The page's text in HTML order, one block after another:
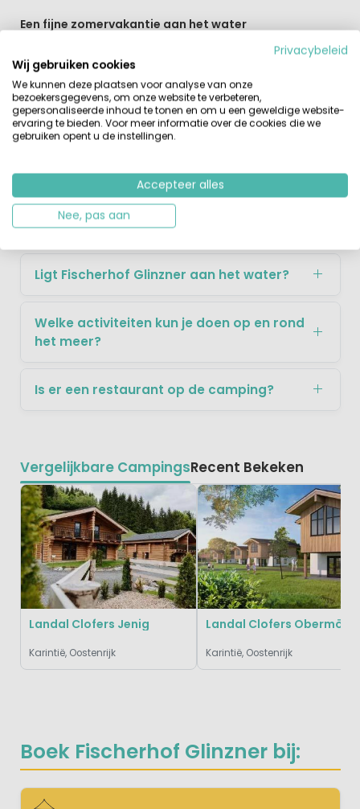
Boek Fischerhof Glinzner bij:
Een fijne zomervakantie aan het water
Ontdek vanaf deze mooie familiecamping het Aritzer
Meer. Ga hier lekker zwemmen bij mooi weer. Verder kun
je in de directe omgeving mooie wandelingen en
mountainbiketochten maken. Of misschien ga je wel de
prachtige bergen van Karinthië ontdekken. En wat dacht
je van een leuke boottocht op de Drau, Millstättersee of
de Ossicahersee?
Veelgestelde Vragen over Fischerhof
Glinzner
Ligt Fischerhof Glinzner aan het water?
Welke activiteiten kun je doen op en rond
het meer?
Is er een restaurant op de camping?
Vergelijkbare CampingsRecent Bekeken
Landal Clofers Jenig
Karintië, Oostenrijk Karintië, Oostenrijk
Privacybeleid
Wij gebruiken cookies
We kunnen deze plaatsen voor analyse van onze
bezoekersgegevens, om onze website te verbeteren,
gepersonaliseerde inhoud te tonen en om u een geweldige website-
ervaring te bieden. Voor meer informatie over de cookies die we
gebruiken opent u de instellingen.
Accepteer alles
Nee, pas aan